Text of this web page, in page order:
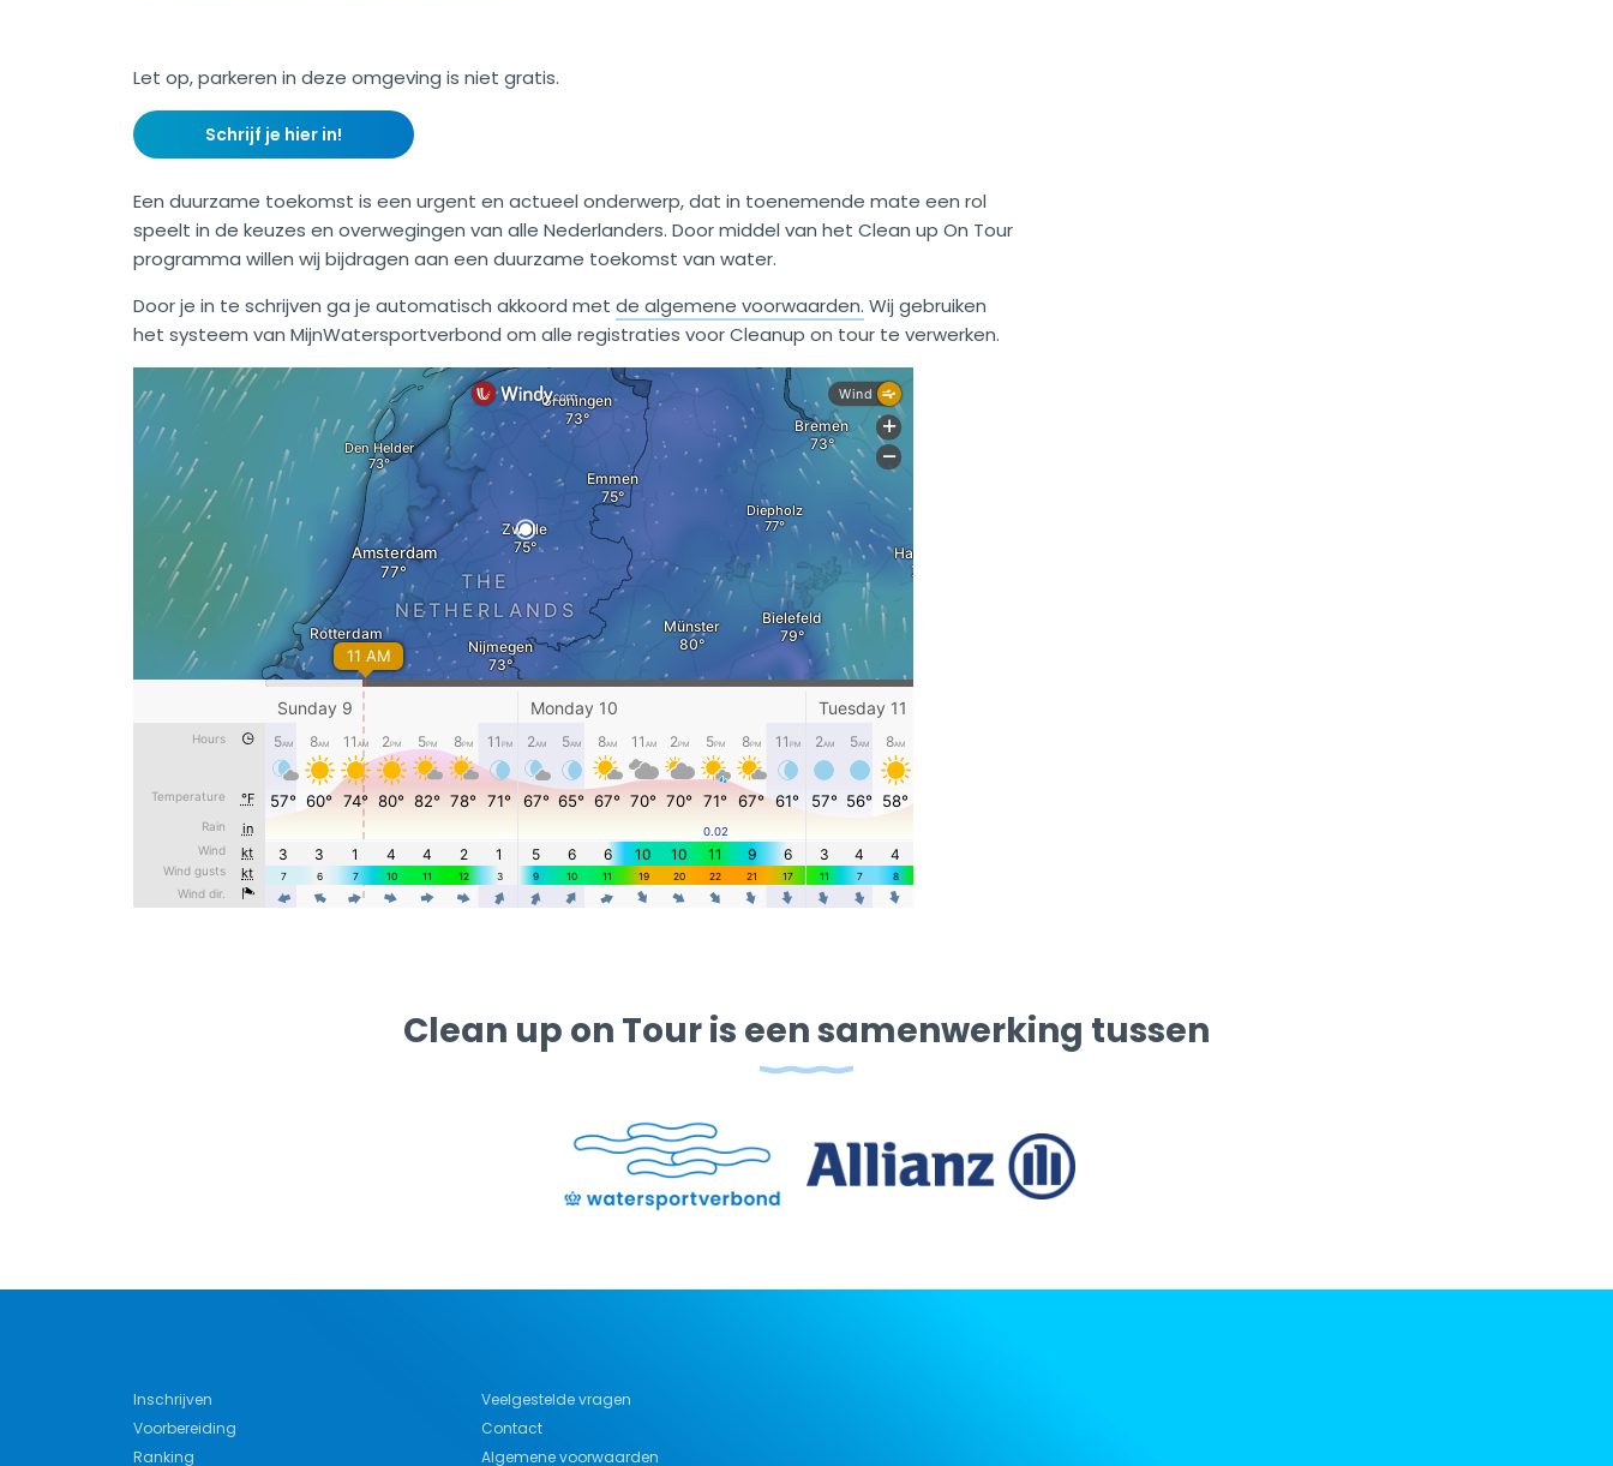
Let op, parkeren in deze omgeving is niet gratis.
Schrijf je hier in!
Een duurzame toekomst is een urgent en actueel onderwerp, dat in toenemende mate een rol
speelt in de keuzes en overwegingen van alle Nederlanders. Door middel van het Clean up On Tour
programma willen wij bijdragen aan een duurzame toekomst van water.
Door je in te schrijven ga je automatisch akkoord met de algemene voorwaarden. Wij gebruiken
het systeem van MijnWatersportverbond om alle registraties voor Cleanup on tour te verwerken.
Clean up on Tour is een samenwerking tussen
Inschrijven
Voorbereiding
Ranking
Veelgestelde vragen
Contact
Algemene voorwaarden